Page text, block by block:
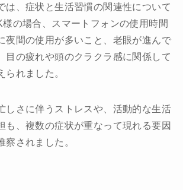
は、症状と生活習慣の関連性について
様の場合、スマートフォンの使用時間
夜間の使用が多いこと、老眼が進んで
目の疲れや頭のクラクラ感に関係して
られました。
しさに伴うストレスや、活動的な生活
も、複数の症状が重なって現れる要因
察されました。